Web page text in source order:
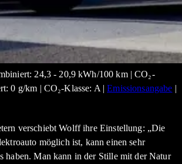
24,3 - 20,9 kWh/100 km | CO₂-
0 g/km | CO₂-Klasse: A |Emissionsangabe |
verschiebt Wolff ihre Einstellung: „Die
möglich ist, kann einen sehr
haben. Man kann in der Stille mit der Natur